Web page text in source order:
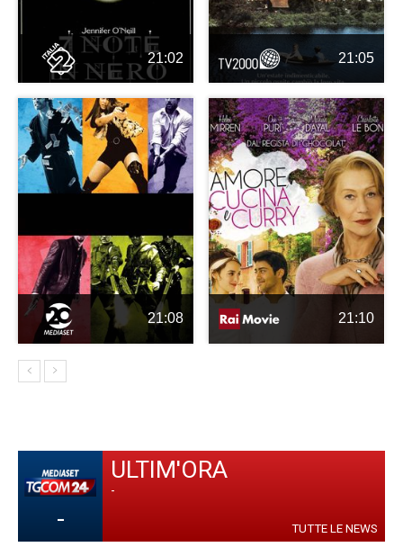
21:02 21:05
21:08 21:10
-
ULTIM'ORA
-
TUTTE LE NEWS